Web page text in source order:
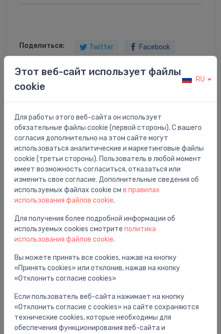
Поделиться: Twitter Facebook
Описание товара
griestu viduspanelis Arena 615, L-5000
Вам также может понравиться
Обогревающие панели
Этот веб-сайт использует файлы
cookie
RU
Для работы этого веб-сайта он использует
обязательные файлы cookie (первой стороны). С вашего
согласия дополнительно на этом сайте могут
использоваться аналитические и маркетинговые файлы
cookie (третьи стороны). Пользователь в любой момент
имеет возможность согласиться, отказаться или
изменить свое согласие. Дополнительные сведения об
используемых файлах cookie см в правилах
использования файлов cookie.
Для получения более подробной информации об
используемых cookies смотрите политика
использования файлов cookie.
Вы можете принять все cookies, нажав на кнопку
«Принять cookies» или отклонив, нажав на кнопку
«Отклонить согласие cookies»
Если пользователь веб-сайта нажимает на кнопку
«Отклонить согласие с cookies» на сайте сохраняются
технические cookies, которые необходимы для
обеспечения функционирования веб-сайта и